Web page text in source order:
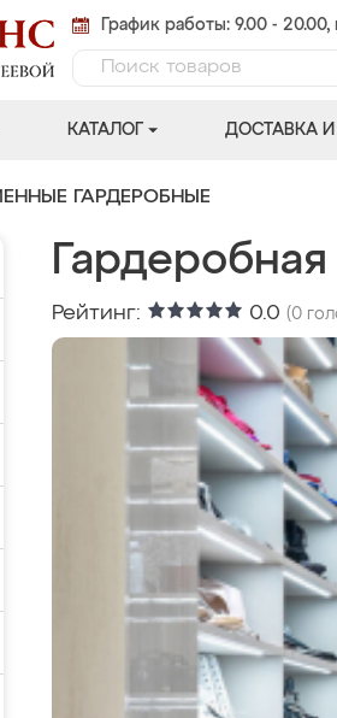
График работы: 9.00 - 20.00,
КАТАЛОГ ДОСТАВКА
ГАРДЕРОБНЫЕ
Рейтинг: 0.0 (0